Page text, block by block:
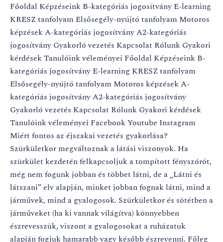
Főoldal Képzéseink B-kategóriás jogosítvány E-learning
KRESZ tanfolyam Elsősegély-nyújtó tanfolyam Motoros
képzések A-kategóriás jogosítvány A2-kategóriás
jogosítvány Gyakorló vezetés Kapcsolat Rólunk Gyakori
kérdések Tanulóink véleményei Főoldal Képzéseink B-
kategóriás jogosítvány E-learning KRESZ tanfolyam
Elsősegély-nyújtó tanfolyam Motoros képzések A-
kategóriás jogosítvány A2-kategóriás jogosítvány
Gyakorló vezetés Kapcsolat Rólunk Gyakori kérdések
Tanulóink véleményei Facebook Youtube Instagram
Miért fontos az éjszakai vezetés gyakorlása?
Szürkületkor megváltoznak a látási viszonyok. Ha
szürkület kezdetén felkapcsoljuk a tompított fényszórót,
még nem fogunk jobban és többet látni, de a „Látni és
látszani” elv alapján, minket jobban fognak látni, mind a
járművek, mind a gyalogosok. Szürkületkor és sötétben a
járműveket (ha ki vannak világítva) könnyebben
észrevesszük, viszont a gyalogosokat a ruházatuk
alapján fogjuk hamarabb vagy később észrevenni. Főleg
vezetés
gyakorlása?